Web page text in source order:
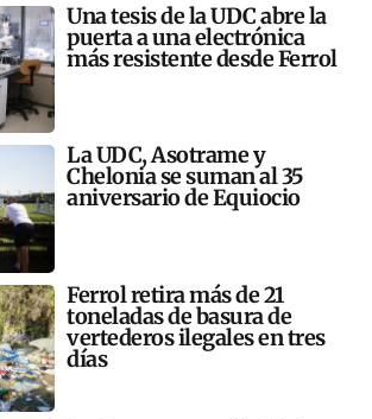
Una tesis de la UDC abre la
puerta a una electrónica
más resistente desde Ferrol
La UDC, Asotrame y
Chelonia se suman al 35
aniversario de Equiocio
Ferrol retira más de 21
toneladas de basura de
vertederos ilegales en tres
días